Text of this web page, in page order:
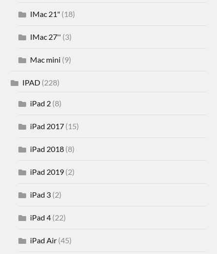
IMac 21" (18)
IMac 27'' (3)
Mac mini (9)
IPAD (228)
iPad 2 (8)
iPad 2017 (15)
iPad 2018 (8)
iPad 2019 (2)
iPad 3 (2)
iPad 4 (22)
iPad Air (45)